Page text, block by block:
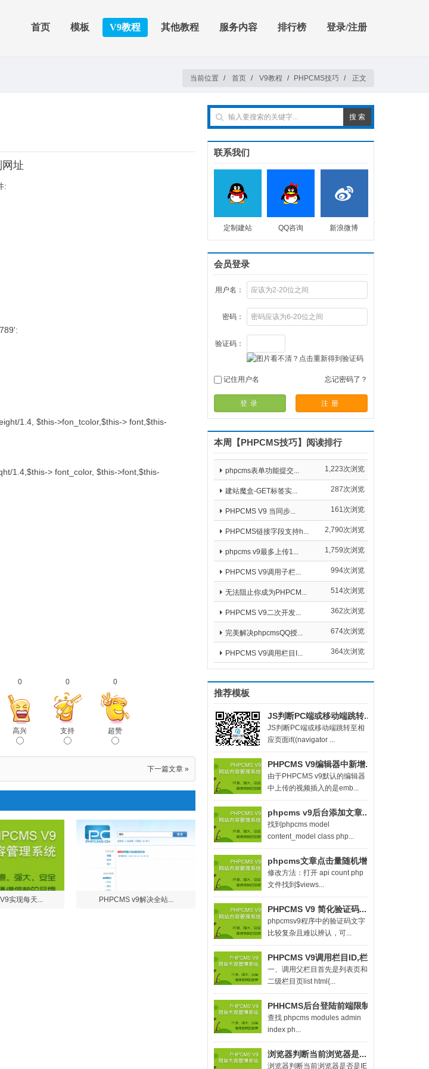
首页 模板 V9教程 其他教程 服务内容 排行榜 登录/注册
当前位置 / 首页 / V9教程 / PHPCMS技巧 / 正文
址
:
1.4, $this->fon_tcolor,$this-> font,$this-
1.4,$this-> font_color, $this->font,$this-
0
高兴
0
支持
0
超赞
下一篇文章 »
实现每天... PHPCMS v9解决全站...
联系我们
定制建站 QQ咨询 新浪微博
会员登录
用户名：
密码：
验证码：
记住用户名 忘记密码了？
登录 注册
本周【PHPCMS技巧】阅读排行
1,223次浏览
phpcms表单功能提交...
287次浏览
建站魔盒-GET标签实...
161次浏览
PHPCMS V9 当同步...
2,790次浏览
PHPCMS链接字段支持h...
1,759次浏览
phpcms v9最多上传1...
994次浏览
PHPCMS V9调用子栏...
514次浏览
无法阻止你成为PHPCM...
362次浏览
PHPCMS V9二次开发...
674次浏览
完美解决phpcmsQQ授...
364次浏览
PHPCMS V9调用栏目I...
推荐模板
JS判断PC端或移动端跳转...
​JS判断PC端或移动端跳转至相
应页面if((navigator ...
PHPCMS V9编辑器中新增...
由于PHPCMS v9默认的编辑器
中上传的视频插入的是emb...
phpcms v9后台添加文章...
找到phpcms model
content_model class php...
phpcms文章点击量随机增...
修改方法：打开 api count php
文件找到$views...
PHPCMS V9 简化验证码...
phpcmsv9程序中的验证码文字
比较复杂且难以辨认，可...
PHPCMS V9调用栏目ID,栏...
一、调用父栏目首先是列表页和
二级栏目页list html{...
PHHCMS后台登陆前端限制...
查找 phpcms modules admin
index ph...
浏览器判断当前浏览器是...
浏览器判断当前浏览器是否是IE